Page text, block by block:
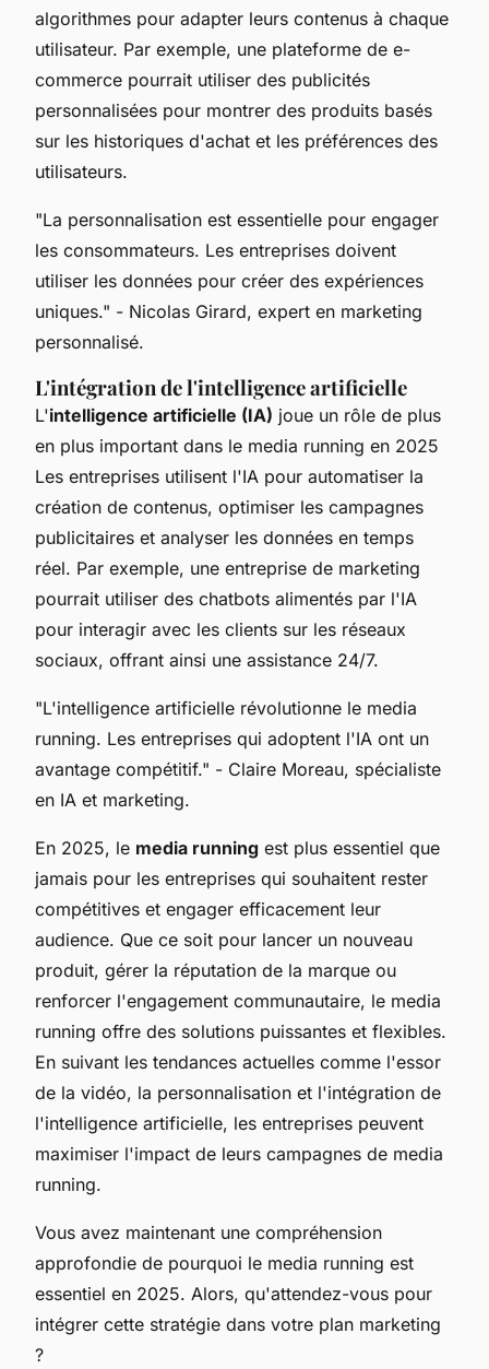
algorithmes pour adapter leurs contenus à chaque
utilisateur. Par exemple, une plateforme de e-
commerce pourrait utiliser des publicités
personnalisées pour montrer des produits basés
sur les historiques d'achat et les préférences des
utilisateurs.
"La personnalisation est essentielle pour engager
les consommateurs. Les entreprises doivent
utiliser les données pour créer des expériences
uniques." - Nicolas Girard, expert en marketing
personnalisé.
L'intégration de l'intelligence artificielle
L'intelligence artificielle (IA) joue un rôle de plus
en plus important dans le media running en 2025
Les entreprises utilisent l'IA pour automatiser la
création de contenus, optimiser les campagnes
publicitaires et analyser les données en temps
réel. Par exemple, une entreprise de marketing
pourrait utiliser des chatbots alimentés par l'IA
pour interagir avec les clients sur les réseaux
sociaux, offrant ainsi une assistance 24/7.
"L'intelligence artificielle révolutionne le media
running. Les entreprises qui adoptent l'IA ont un
avantage compétitif." - Claire Moreau, spécialiste
en IA et marketing.
En 2025, le media running est plus essentiel que
jamais pour les entreprises qui souhaitent rester
compétitives et engager efficacement leur
audience. Que ce soit pour lancer un nouveau
produit, gérer la réputation de la marque ou
renforcer l'engagement communautaire, le media
running offre des solutions puissantes et flexibles.
En suivant les tendances actuelles comme l'essor
de la vidéo, la personnalisation et l'intégration de
l'intelligence artificielle, les entreprises peuvent
maximiser l'impact de leurs campagnes de media
running.
Vous avez maintenant une compréhension
approfondie de pourquoi le media running est
essentiel en 2025. Alors, qu'attendez-vous pour
intégrer cette stratégie dans votre plan marketing
?